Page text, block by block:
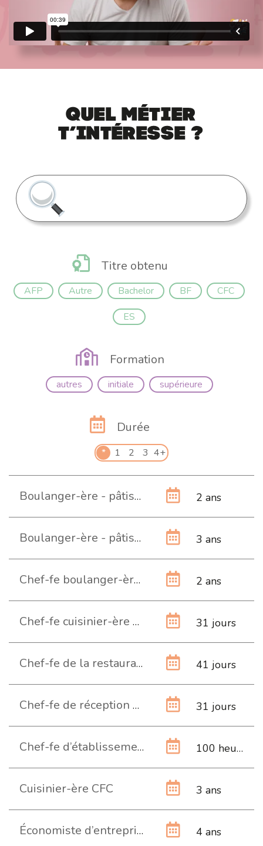
Quel métier
t’intéresse ?
Titre obtenu
AFP Autre Bachelor BF
CFC
ES
Formation
autres initiale supérieure
Durée
* 1 2 3 4+
Boulanger-ère - pâtissier-ère - confiseur-euse AFP 2 ans
Boulanger-ère - pâtissier-ère - confiseur-euse CFC 3 ans
Chef-fe boulanger-ère-pâtissier-ère-confiseur-euse brevet fédéral EP 2 ans
Chef-fe cuisinier-ère diplôme fédéral EP 31 jours
Chef-fe de la restauration collective diplôme fédéral EPS 41 jours
Chef-fe de réception brevet fédéral EP 31 jours
Chef-fe d’établissement de l’hôtellerie et de la restauration G2 brevet fédéral EP 100 heures
Cuisinier-ère CFC 3 ans
Économiste d’entreprise en hôtellerie et professions de l’accueil HES 4 ans